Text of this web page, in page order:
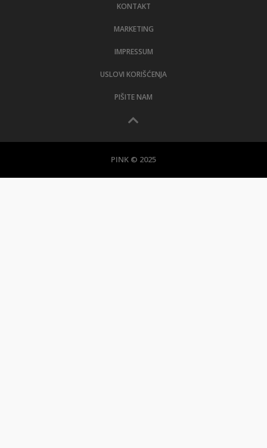
KONTAKT
MARKETING
IMPRESSUM
USLOVI KORIŠĆENJA
PIŠITE NAM
PINK © 2025